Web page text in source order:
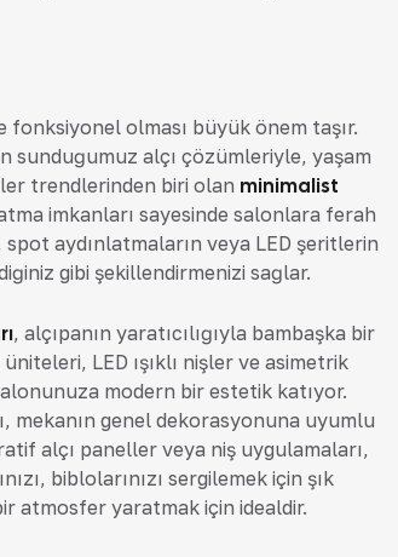
olması büyük önem taşır.
sunduğumuz alçı çözümleriyle, yaşam
trendlerinden biri olan minimalist
imkanları sayesinde salonlara ferah
aydınlatmaların veya LED şeritlerin
gibi şekillendirmenizi sağlar.
, alçıpanın yaratıcılığıyla bambaşka bir
LED ışıklı nişler ve asimetrik
modern bir estetik katıyor.
mekanın genel dekorasyonuna uyumlu
alçı paneller veya niş uygulamaları,
biblolarınızı sergilemek için şık
atmosfer yaratmak için idealdir.